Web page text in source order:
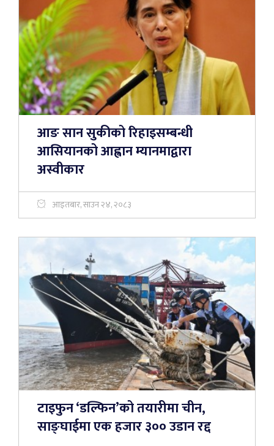
आङ सान सुकीको रिहाइसम्बन्धी
आसियानको आह्वान म्यानमाद्वारा
अस्वीकार
आइतबार, साउन २४, २०८३
टाइफुन ‘डल्फिन’को तयारीमा चीन,
साङ्घाईमा एक हजार ३०० उडान रद्द